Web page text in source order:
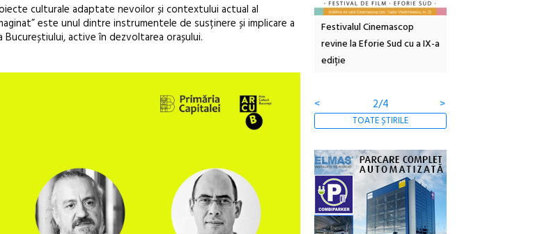
culturale adaptate nevoilor și contextului actual al
este unul dintre instrumentele de susținere și implicare a
active în dezvoltarea orașului.
Anuala de artă urbană
Artown NOW #5:
Festivalul Cinemascop
revine la Eforie Sud cu a IX-a
Sleeping Beauties la Borsec:
dulceață de amintiri la
<
3/4 >
TOATE ȘTIRILE